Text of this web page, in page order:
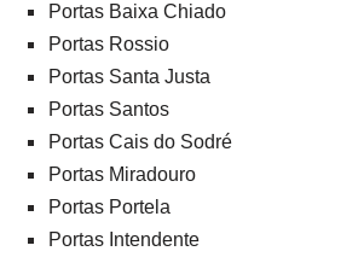
Portas Baixa Chiado
Portas Rossio
Portas Santa Justa
Portas Santos
Portas Cais do Sodré
Portas Miradouro
Portas Portela
Portas Intendente